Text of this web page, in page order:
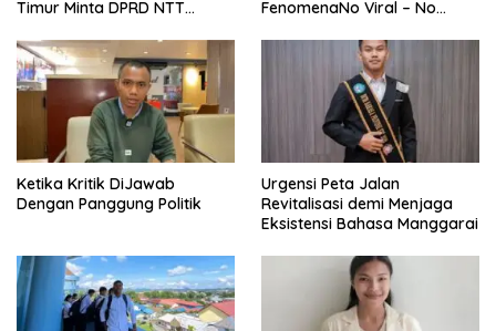
Timur Minta DPRD NTT
Pergub Larangan Beli BBM
Bersubsidi Bagi Penunggak
Pajak
FenomenaNo Viral – No
Ketika Kritik DiJawab
Dengan Panggung Politik
Urgensi Peta Jalan
Revitalisasi demi Menjaga
Eksistensi Bahasa Manggarai